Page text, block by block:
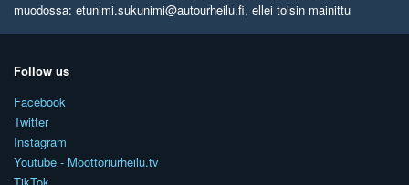
muodossa: etunimi.sukunimi@autourheilu.fi, ellei toisin mainittu
Follow us
Facebook
Twitter
Instagram
Youtube - Moottoriurheilu.tv